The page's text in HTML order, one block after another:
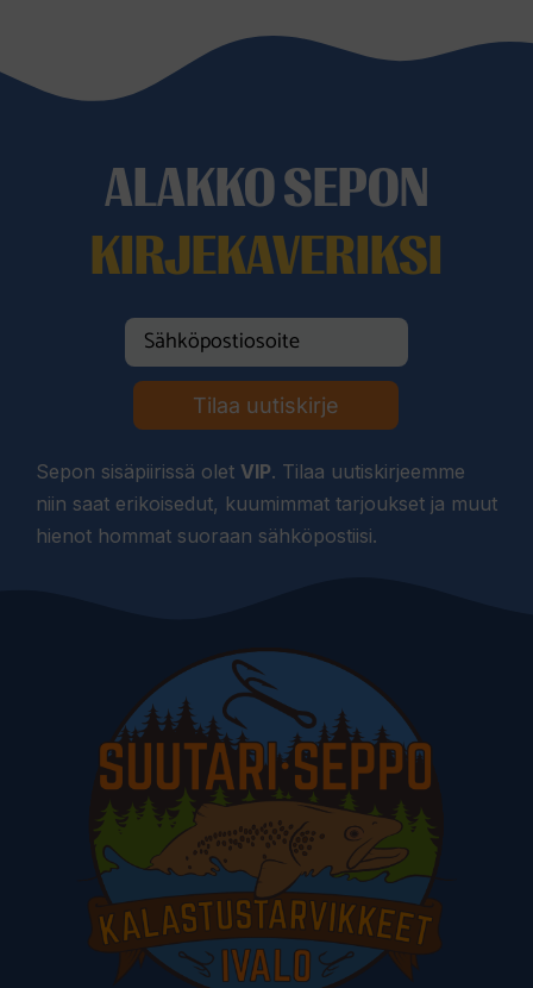
ALAKKO SEPON
KIRJEKAVERIKSI
Tilaa uutiskirje
Sepon sisäpiirissä olet VIP. Tilaa uutiskirjeemme
niin saat erikoisedut, kuumimmat tarjoukset ja muut
hienot hommat suoraan sähköpostiisi.